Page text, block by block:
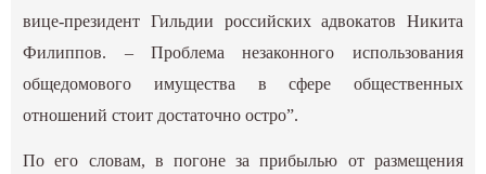
вице-президент Гильдии российских адвокатов Никита
Филиппов. – Проблема незаконного использования
общедомового имущества в сфере общественных
отношений стоит достаточно остро”.
По его словам, в погоне за прибылью от размещения